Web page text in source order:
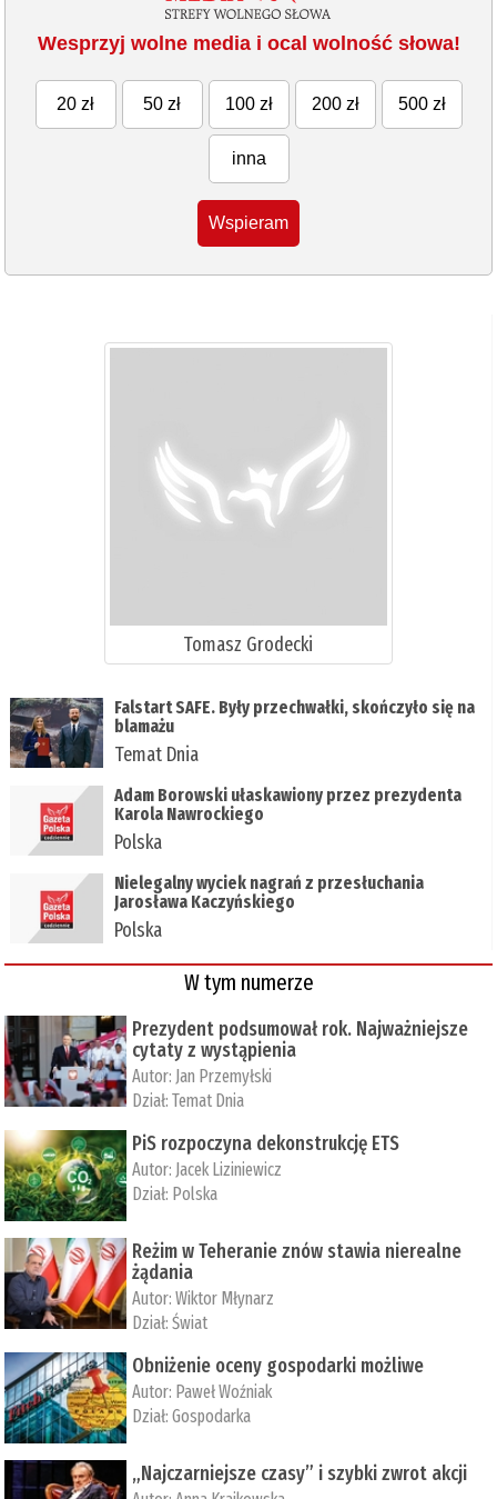
Wesprzyj wolne media i ocal wolność słowa!
20 zł 50 zł 100 zł 200 zł 500 zł
inna
Wspieram
Tomasz Grodecki
Falstart SAFE. Były przechwałki, skończyło się na
blamażu
Temat Dnia
Adam Borowski ułaskawiony przez prezydenta
Karola Nawrockiego
Polska
Nielegalny wyciek nagrań z przesłuchania
Jarosława Kaczyńskiego
Polska
W tym numerze
Prezydent podsumował rok. Najważniejsze
cytaty z wystąpienia
Autor: Jan Przemyłski
Dział:Temat Dnia
PiS rozpoczyna dekonstrukcję ETS
Autor: Jacek Liziniewicz
Dział: Polska
Reżim w Teheranie znów stawia nierealne
żądania
Autor:Wiktor Młynarz
Dział:Świat
Obniżenie oceny gospodarki możliwe
Autor: Paweł Woźniak
Dział:Gospodarka
„Najczarniejsze czasy” i szybki zwrot akcji